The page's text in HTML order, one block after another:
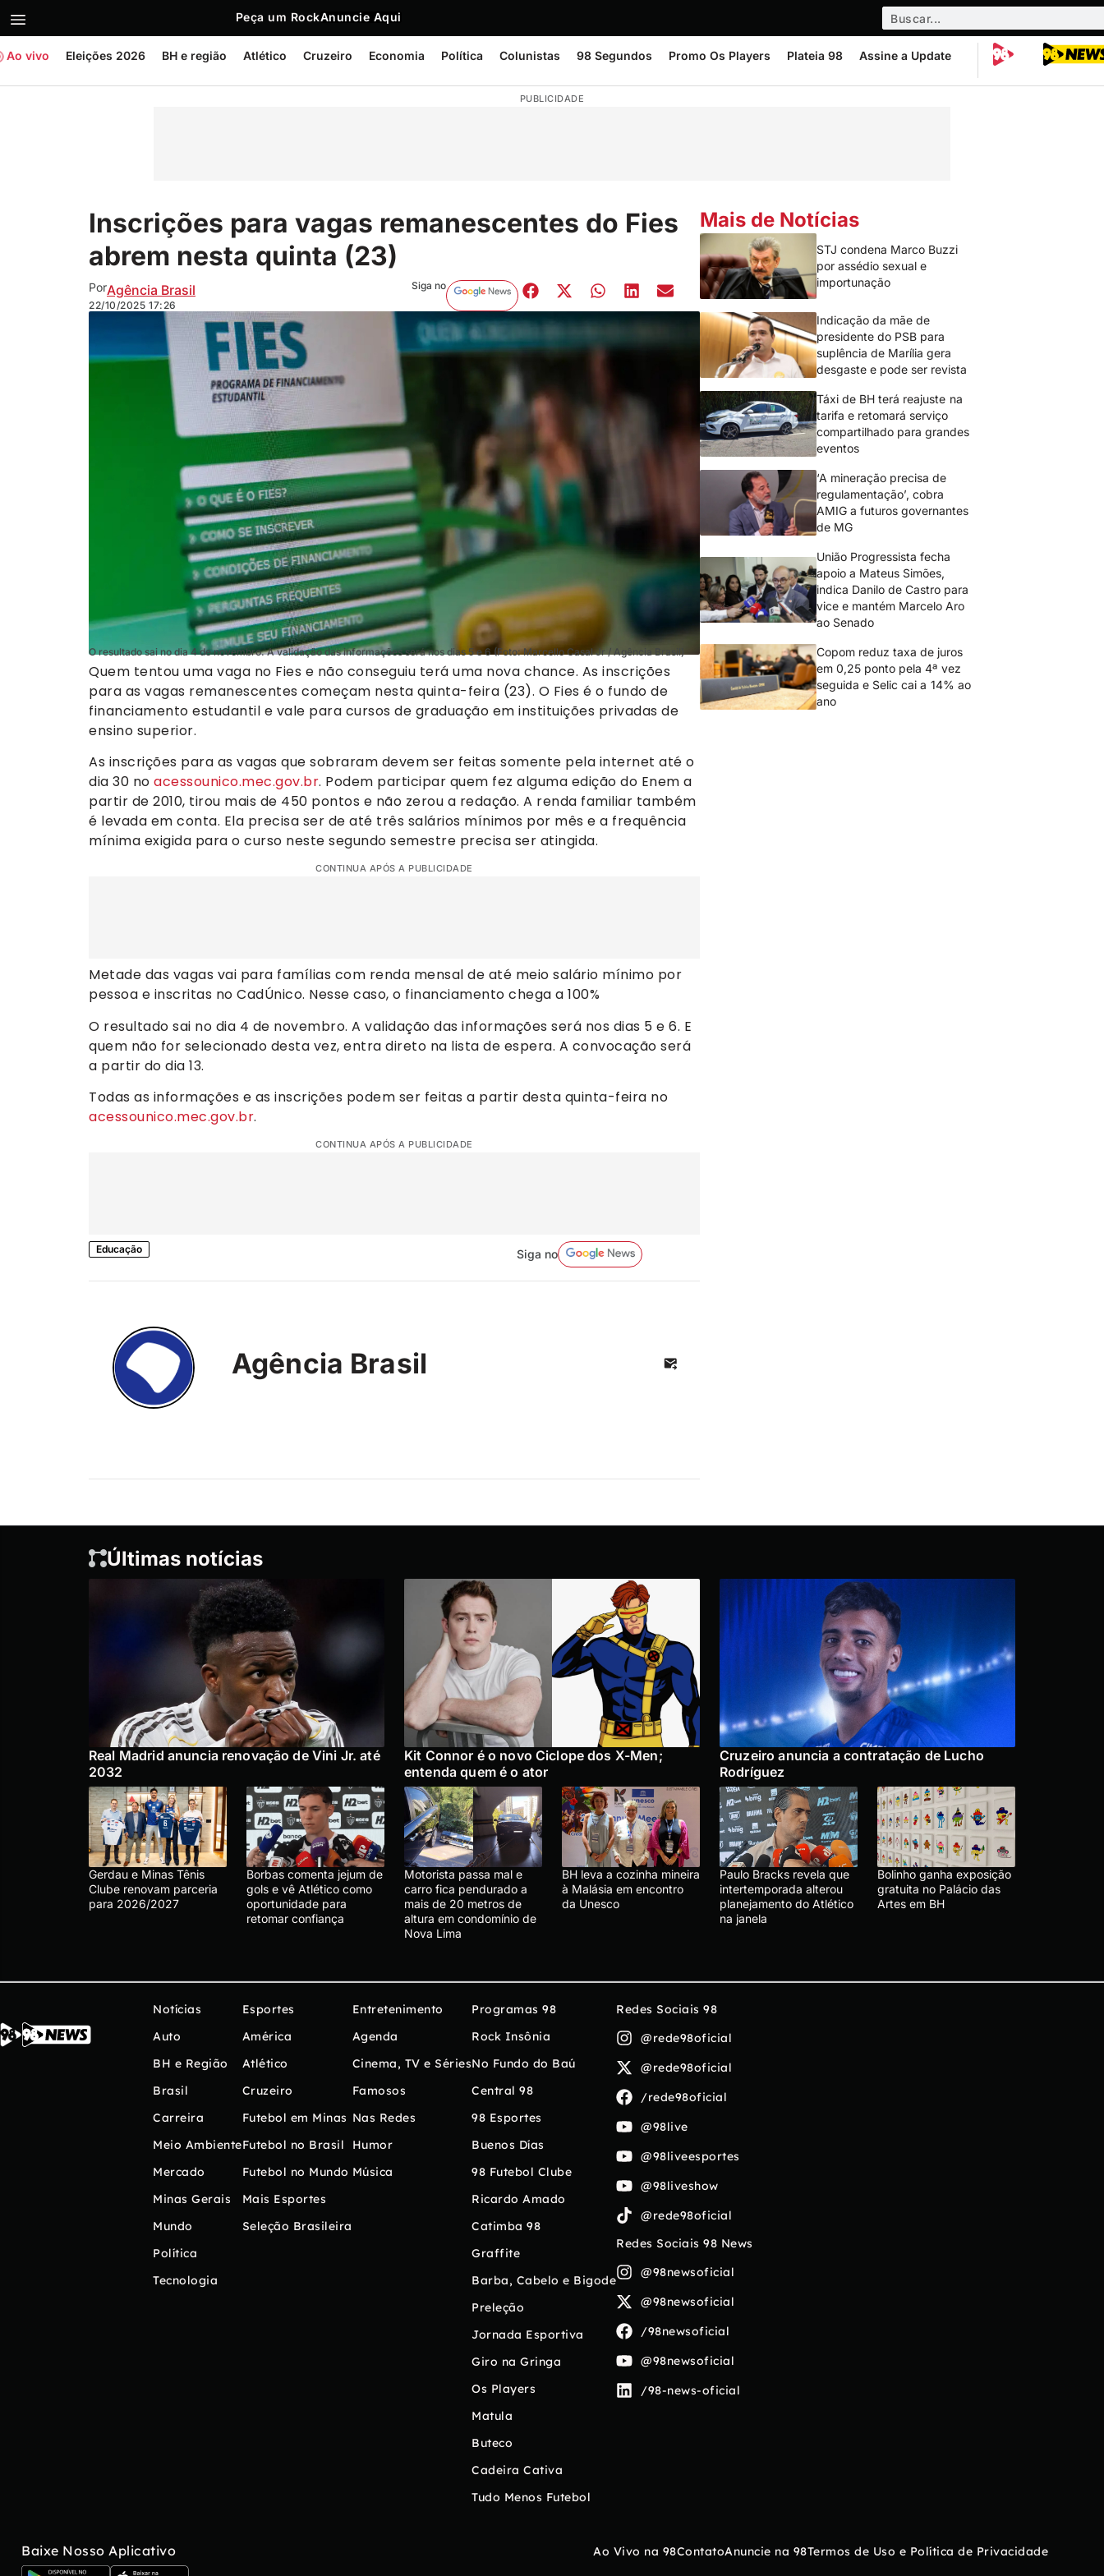
Peça um RockAnuncie Aqui
Ao vivo Eleições 2026 BH e região Atlético Cruzeiro Economia Política Colunistas 98 Segundos Promo Os Players Plateia 98 Assine a Update
PUBLICIDADE
Inscrições para vagas remanescentes do Fies
abrem nesta quinta (23)
PorAgência Brasil
22/10/2025 17:26
Siga no
O resultado sai no dia 4 de novembro. A validação das informações será nos dias 5 e 6 (Foto: Marcello Casal Jr / Agência Brasil)
Quem tentou uma vaga no Fies e não conseguiu terá uma nova chance. As inscrições
para as vagas remanescentes começam nesta quinta-feira (23). O Fies é o fundo de
financiamento estudantil e vale para cursos de graduação em instituições privadas de
ensino superior.
As inscrições para as vagas que sobraram devem ser feitas somente pela internet até o
dia 30 no acessounico.mec.gov.br. Podem participar quem fez alguma edição do Enem a
partir de 2010, tirou mais de 450 pontos e não zerou a redação. A renda familiar também
é levada em conta. Ela precisa ser de até três salários mínimos por mês e a frequência
mínima exigida para o curso neste segundo semestre precisa ser atingida.
CONTINUA APÓS A PUBLICIDADE
Metade das vagas vai para famílias com renda mensal de até meio salário mínimo por
pessoa e inscritas no CadÚnico. Nesse caso, o financiamento chega a 100%
O resultado sai no dia 4 de novembro. A validação das informações será nos dias 5 e 6. E
quem não for selecionado desta vez, entra direto na lista de espera. A convocação será
a partir do dia 13.
Todas as informações e as inscrições podem ser feitas a partir desta quinta-feira no
acessounico.mec.gov.br.
CONTINUA APÓS A PUBLICIDADE
Educação Siga no
Agência Brasil
Mais de Notícias
STJ condena Marco Buzzi
por assédio sexual e
importunação
Indicação da mãe de
presidente do PSB para
suplência de Marília gera
desgaste e pode ser revista
Táxi de BH terá reajuste na
tarifa e retomará serviço
compartilhado para grandes
eventos
‘A mineração precisa de
regulamentação’, cobra
AMIG a futuros governantes
de MG
União Progressista fecha
apoio a Mateus Simões,
indica Danilo de Castro para
vice e mantém Marcelo Aro
ao Senado
Copom reduz taxa de juros
em 0,25 ponto pela 4ª vez
seguida e Selic cai a 14% ao
ano
Últimas notícias
Real Madrid anuncia renovação de Vini Jr. até
2032
Kit Connor é o novo Ciclope dos X-Men;
entenda quem é o ator
Cruzeiro anuncia a contratação de Lucho
Rodríguez
Gerdau e Minas Tênis
Clube renovam parceria
para 2026/2027
Borbas comenta jejum de
gols e vê Atlético como
oportunidade para
retomar confiança
Motorista passa mal e
carro fica pendurado a
mais de 20 metros de
altura em condomínio de
Nova Lima
BH leva a cozinha mineira
à Malásia em encontro
da Unesco
Paulo Bracks revela que
intertemporada alterou
planejamento do Atlético
na janela
Bolinho ganha exposição
gratuita no Palácio das
Artes em BH
Notícias
Auto
BH e Região
Brasil
Carreira
Meio Ambiente
Mercado
Minas Gerais
Mundo
Política
Tecnologia
Esportes
América
Atlético
Cruzeiro
Futebol em Minas
Futebol no Brasil
Futebol no Mundo
Mais Esportes
Seleção Brasileira
Entretenimento
Agenda
Cinema, TV e Séries
Famosos
Nas Redes
Humor
Música
Programas 98
Rock Insônia
No Fundo do Baú
Central 98
98 Esportes
Buenos Días
98 Futebol Clube
Ricardo Amado
Catimba 98
Graffite
Barba, Cabelo e Bigode
Preleção
Jornada Esportiva
Giro na Gringa
Os Players
Matula
Buteco
Cadeira Cativa
Tudo Menos Futebol
Redes Sociais 98
@rede98oficial
@rede98oficial
/rede98oficial
@98live
@98liveesportes
@98liveshow
@rede98oficial
Redes Sociais 98 News
@98newsoficial
@98newsoficial
/98newsoficial
@98newsoficial
/98-news-oficial
Baixe Nosso Aplicativo Ao Vivo na 98ContatoAnuncie na 98Termos de Uso e Política de Privacidade